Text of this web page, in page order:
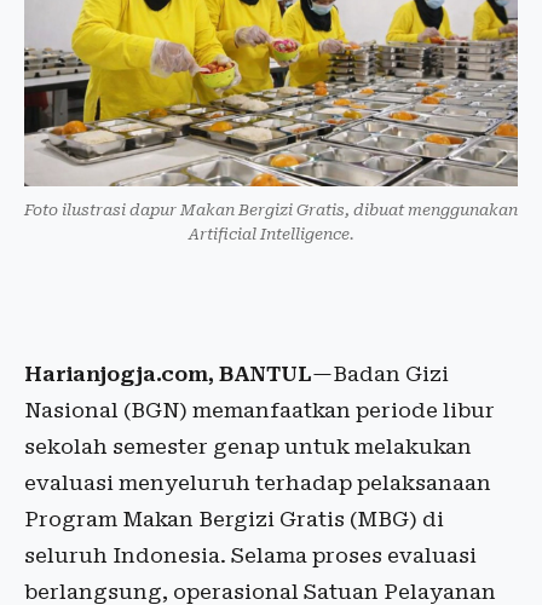
Foto ilustrasi dapur Makan Bergizi Gratis, dibuat menggunakan
Artificial Intelligence.
Harianjogja.com, BANTUL—Badan Gizi
Nasional (BGN) memanfaatkan periode libur
sekolah semester genap untuk melakukan
evaluasi menyeluruh terhadap pelaksanaan
Program Makan Bergizi Gratis (MBG) di
seluruh Indonesia. Selama proses evaluasi
berlangsung, operasional Satuan Pelayanan